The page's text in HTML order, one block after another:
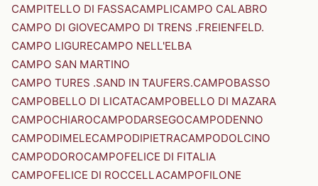
CAMPITELLO DI FASSACAMPLICAMPO CALABRO
CAMPO DI GIOVECAMPO DI TRENS .FREIENFELD.
CAMPO LIGURECAMPO NELL'ELBA
CAMPO SAN MARTINO
CAMPO TURES .SAND IN TAUFERS.CAMPOBASSO
CAMPOBELLO DI LICATACAMPOBELLO DI MAZARA
CAMPOCHIAROCAMPODARSEGOCAMPODENNO
CAMPODIMELECAMPODIPIETRACAMPODOLCINO
CAMPODOROCAMPOFELICE DI FITALIA
CAMPOFELICE DI ROCCELLACAMPOFILONE